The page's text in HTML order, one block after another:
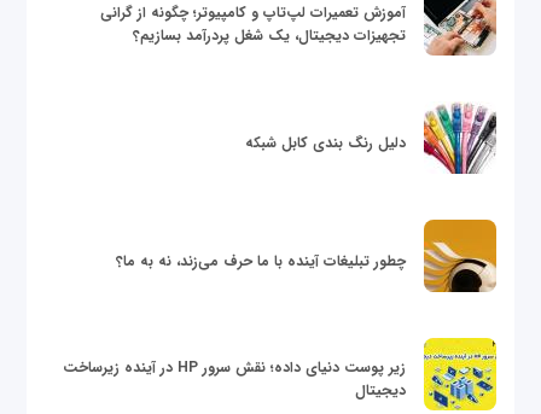
آموزش تعمیرات لپ‌تاپ و کامپیوتر؛ چگونه از گرانی
تجهیزات دیجیتال، یک شغل پردرآمد بسازیم؟
دلیل رنگ بندی کابل شبکه
چطور تبلیغات آینده با ما حرف می‌زند، نه به ما؟
زیر پوست دنیای داده؛ نقش سرور HP در آینده زیرساخت
دیجیتال